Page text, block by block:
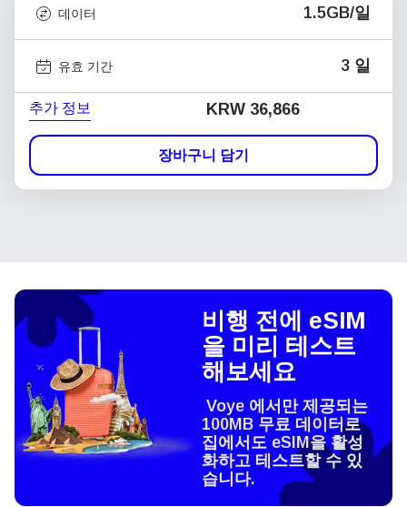
데이터 1.5GB/일
유효 기간 3 일
추가 정보 KRW 36,866
장바구니 담기
비행 전에 eSIM
을 미리 테스트
해보세요
Voye 에서만 제공되는
100MB 무료 데이터로
집에서도 eSIM을 활성
화하고 테스트할 수 있
습니다.